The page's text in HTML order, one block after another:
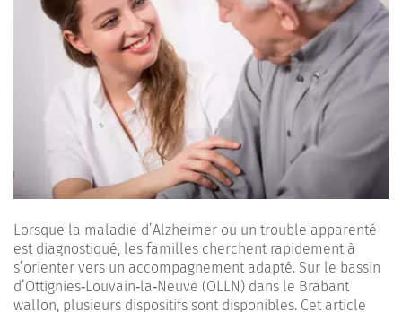
Lorsque la maladie d’Alzheimer ou un trouble apparenté
est diagnostiqué, les familles cherchent rapidement à
s’orienter vers un accompagnement adapté. Sur le bassin
d’Ottignies‑Louvain‑la‑Neuve (OLLN) dans le Brabant
wallon, plusieurs dispositifs sont disponibles. Cet article